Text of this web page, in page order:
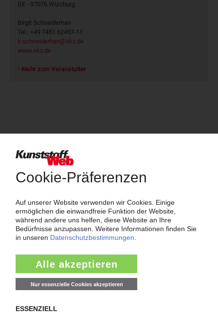
DE - 97076 Würzburg
Birgit Schneiderhan
Tel.: +49 7451 62457-11
b.schneiderhan@skz.de
www.skz.de
Mehr zum Veranstalter
Über das KunststoffWeb
Als einer der Internet-Pioniere der Kunststoffindustrie
versorgt das KunststoffWeb bereits seit 1996 die Fach-
und Führungskräfte der Branche mit täglichen
Nachrichten rund um das Thema "Kunststoffe". Im Fokus
Kunststoffe sowie Märkte, Unternehmen, Produkte,
Material, Anwendungen und Verpackungen.
Weiterhin bietet das KunststoffWeb geeignete
Bezugsquellen für den Einkauf sowie nützlichen Service-